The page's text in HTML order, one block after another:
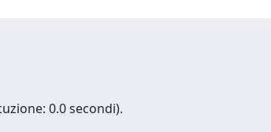
0.0 secondi).